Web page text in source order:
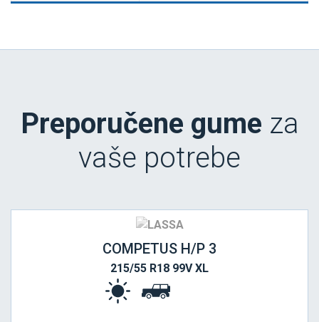
Preporučene gume za
vaše potrebe
COMPETUS H/P 3
215/55 R18 99V XL